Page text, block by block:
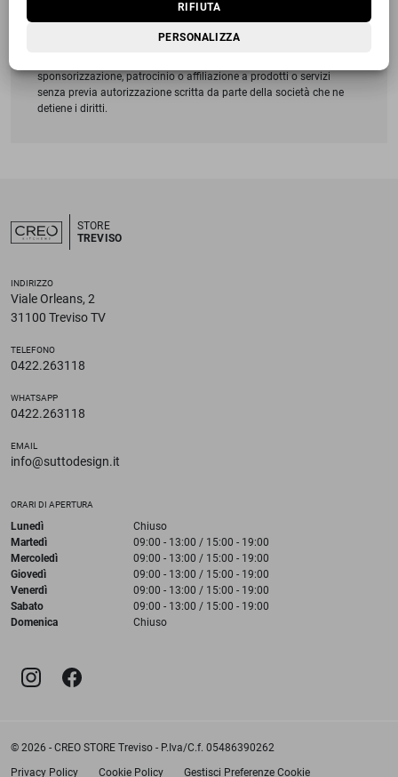
quindi severamente vietato riprodurre anche parzialmente ogni
eventualmente presenti su questo sito non possono essere
sponsorizzazione, patrocinio o affiliazione a prodotti o servizi
senza previa autorizzazione scritta da parte della società che ne
detiene i diritti.
STORE
TREVISO
INDIRIZZO
Viale Orleans, 2
31100 Treviso TV
TELEFONO
0422.263118
WHATSAPP
0422.263118
EMAIL
info@suttodesign.it
ORARI DI APERTURA
Lunedì
Chiuso
Martedì
09:00 - 13:00 / 15:00 - 19:00
Mercoledì
09:00 - 13:00 / 15:00 - 19:00
Giovedì
09:00 - 13:00 / 15:00 - 19:00
Venerdì
09:00 - 13:00 / 15:00 - 19:00
Sabato
09:00 - 13:00 / 15:00 - 19:00
Domenica
Chiuso
© 2026 - CREO STORE Treviso - P.Iva/C.f. 05486390262
Privacy Policy
Cookie Policy Gestisci Preferenze Cookie
PERSONALIZZA
RIFIUTA